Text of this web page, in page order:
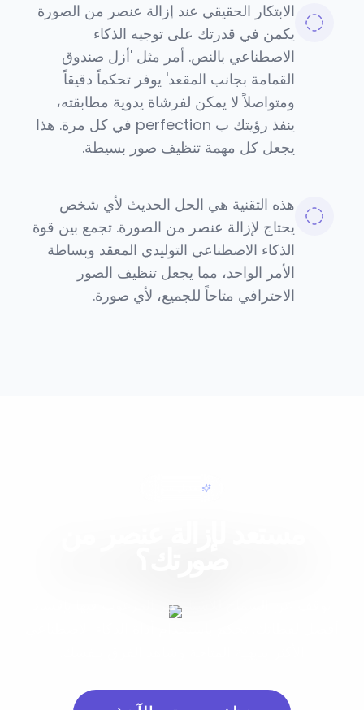
الابتكار الحقيقي عند إزالة عنصر من الصورة
يكمن في قدرتك على توجيه الذكاء
الاصطناعي بالنص. أمر مثل 'أزل صندوق
القمامة بجانب المقعد' يوفر تحكماً دقيقاً
ومتواصلاً لا يمكن لفرشاة يدوية مطابقته،
ينفذ رؤيتك ب perfection في كل مرة. هذا
يجعل كل مهمة تنظيف صور بسيطة.
هذه التقنية هي الحل الحديث لأي شخص
يحتاج لإزالة عنصر من الصورة. تجمع بين قوة
الذكاء الاصطناعي التوليدي المعقد وبساطة
الأمر الواحد، مما يجعل تنظيف الصور
الاحترافي متاحاً للجميع، لأي صورة.
تعديل سهل
توقف عن السماح للأشياء غير المرغوب فيها بإفساد